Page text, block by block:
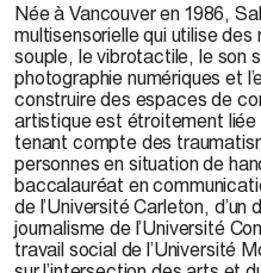
Née à Vancouver en 1986,
multisensorielle qui utilise
souple, levibrotactile, le son
photographie numériques et
construire des espaces de
artistique est étroitement liée
tenant compte des
personnes en situation de
baccalauréat en
de l’Université Carleton, d’un
journalisme de l’Université
travail social de l’Université